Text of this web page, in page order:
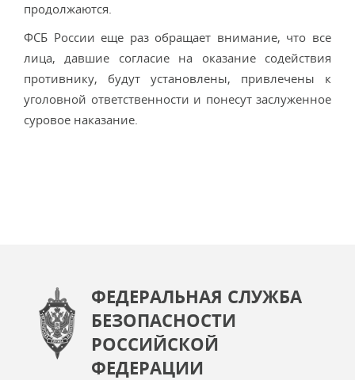
продолжаются.
ФСБ России еще раз обращает внимание, что все
лица, давшие согласие на оказание содействия
противнику, будут установлены, привлечены к
уголовной ответственности и понесут заслуженное
суровое наказание.
ФЕДЕРАЛЬНАЯ СЛУЖБА
БЕЗОПАСНОСТИ
РОССИЙСКОЙ
ФЕДЕРАЦИИ